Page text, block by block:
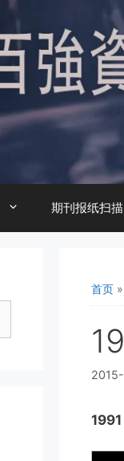
期刊报纸扫描
首页 »